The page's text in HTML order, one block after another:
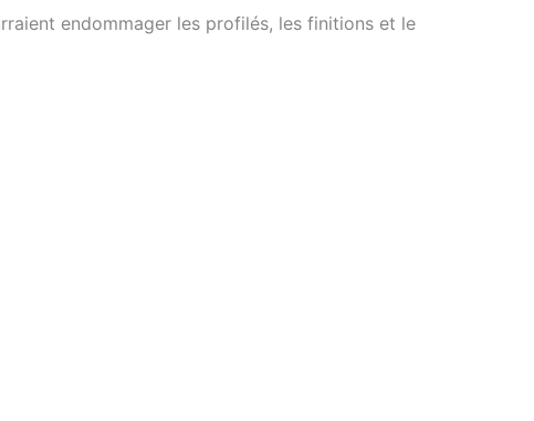
endommager les profilés, les finitions et le